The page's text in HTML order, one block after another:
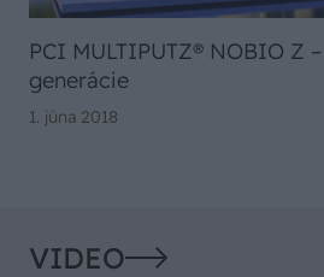
PCI MULTIPUTZ® NOBIO Z
generácie
1. júna 2018
VIDEO